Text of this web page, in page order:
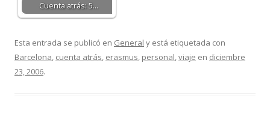
Cuenta atrás: 5…
Esta entrada se publicó en General y está etiquetada con
Barcelona, cuenta atrás, erasmus, personal,viaje en diciembre
23, 2006.